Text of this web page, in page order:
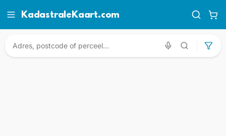
KadastraleKaart.com